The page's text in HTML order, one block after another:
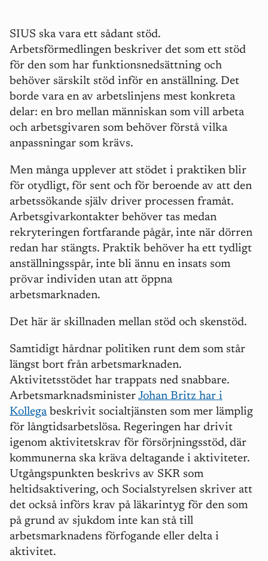
SIUS ska vara ett sådant stöd.
Arbetsförmedlingen beskriver det som ett stöd
för den som har funktionsnedsättning och
behöver särskilt stöd inför en anställning. Det
borde vara en av arbetslinjens mest konkreta
delar: en bro mellan människan som vill arbeta
och arbetsgivaren som behöver förstå vilka
anpassningar som krävs.
Men många upplever att stödet i praktiken blir
för otydligt, för sent och för beroende av att den
arbetssökande själv driver processen framåt.
Arbetsgivarkontakter behöver tas medan
rekryteringen fortfarande pågår, inte när dörren
redan har stängts. Praktik behöver ha ett tydligt
anställningsspår, inte bli ännu en insats som
prövar individen utan att öppna
arbetsmarknaden.
Det här är skillnaden mellan stöd och skenstöd.
Samtidigt hårdnar politiken runt dem som står
längst bort från arbetsmarknaden.
Aktivitetsstödet har trappats ned snabbare.
Arbetsmarknadsminister Johan Britz har i
Kollegabeskrivit socialtjänsten som mer lämplig
för långtidsarbetslösa. Regeringen har drivit
igenom aktivitetskrav för försörjningsstöd, där
kommunerna ska kräva deltagande i aktiviteter.
Utgångspunkten beskrivs av SKR som
heltidsaktivering, och Socialstyrelsen skriver att
det också införs krav på läkarintyg för den som
på grund av sjukdom inte kan stå till
arbetsmarknadens förfogande eller delta i
aktivitet.